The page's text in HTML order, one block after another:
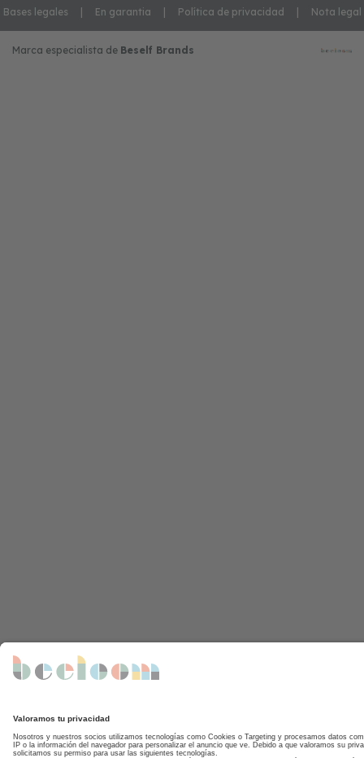
Bases legales En garantia Política de privacidad Nota legal
Marca especialista de Beself Brands